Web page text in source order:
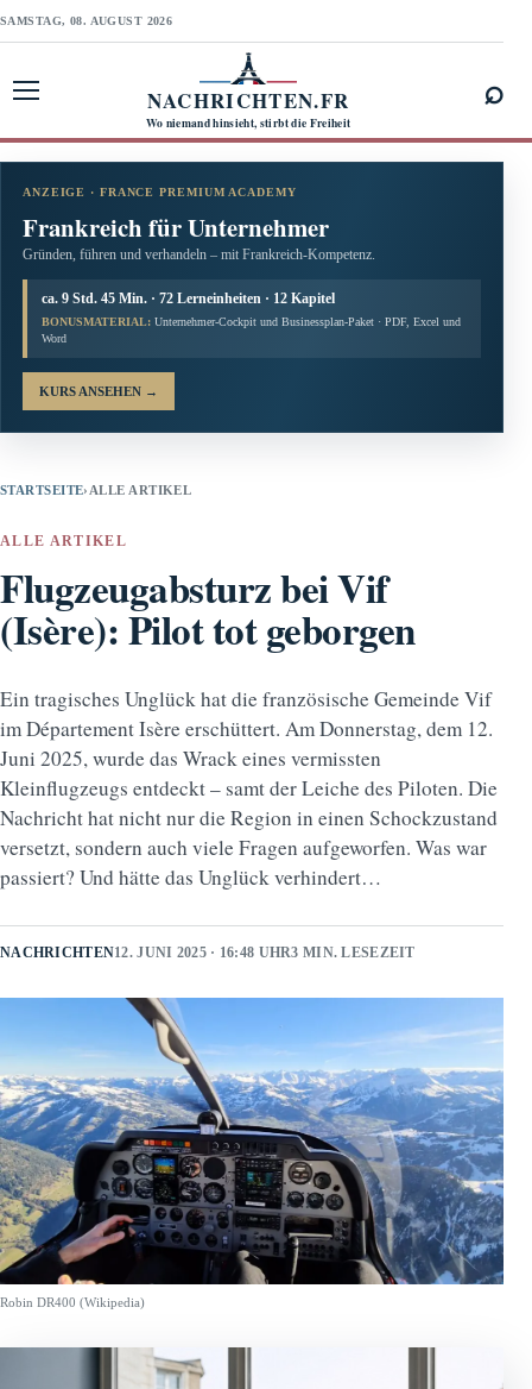
SAMSTAG, 08. AUGUST 2026
NACHRICHTEN.FR
Wo niemand hinsieht, stirbt die Freiheit
⌕
ANZEIGE · FRANCE PREMIUM ACADEMY
Frankreich für Unternehmer
Gründen, führen und verhandeln – mit Frankreich-Kompetenz.
ca. 9 Std. 45 Min. · 72 Lerneinheiten · 12 Kapitel
BONUSMATERIAL: Unternehmer-Cockpit und Businessplan-Paket · PDF, Excel und
Word
KURS ANSEHEN →
STARTSEITE› ALLE ARTIKEL
ALLE ARTIKEL
Flugzeugabsturz bei Vif
(Isère): Pilot tot geborgen
Ein tragisches Unglück hat die französische Gemeinde Vif
im Département Isère erschüttert. Am Donnerstag, dem 12.
Juni 2025, wurde das Wrack eines vermissten
Kleinflugzeugs entdeckt – samt der Leiche des Piloten. Die
Nachricht hat nicht nur die Region in einen Schockzustand
versetzt, sondern auch viele Fragen aufgeworfen. Was war
passiert? Und hätte das Unglück verhindert…
NACHRICHTEN12. JUNI 2025 · 16:48 UHR3 MIN. LESEZEIT
Robin DR400 (Wikipedia)